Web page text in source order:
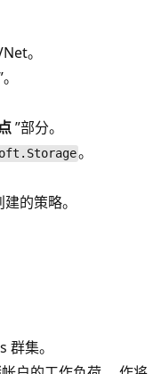
。
”部分。
。
的策略。
集。